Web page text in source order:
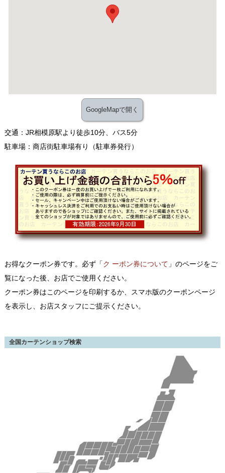
GoogleMapで開く
交通：JR相模原駅より徒歩10分、バス5分
駐車場：商店街駐車場有り（駐車券発行）
お得なクーポン券です。必ず「ク ーポン券について 」のページをご
覧になった後、お店でご使用ください。
クーポン券はこのページを印刷するか、スマホ版のクーポンページ
を表示し、お店スタッフにご提示ください。
全国カーテンショップ検索